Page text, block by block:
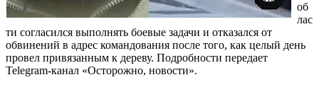
об
лас
ти согласился выполнять боевые задачи и отказался от
обвинений в адрес командования после того, как целый день
провел привязанным к дереву. Подробности передает
Telegram-канал «Осторожно, новости».